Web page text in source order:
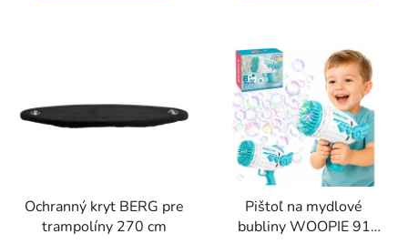
Ochranný kryt BERG pre
trampolíny 270 cm
Pištoľ na mydlové
bubliny WOOPIE 91